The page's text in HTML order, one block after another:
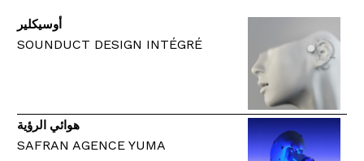
أوسيكلير
SOUNDUCT DESIGN INTÉGRÉ
هوائي الرؤية
SAFRAN AGENCE YUMA